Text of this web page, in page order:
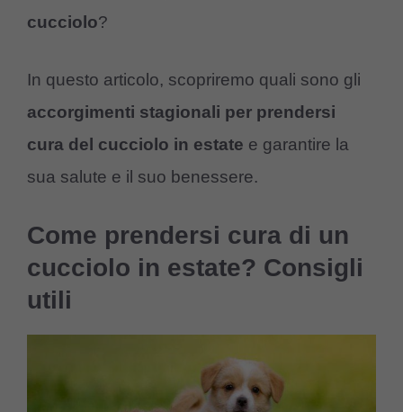
cucciolo?
In questo articolo, scopriremo quali sono gli
accorgimenti stagionali per prendersi
cura del cucciolo in estate e garantire la
sua salute e il suo benessere.
Come prendersi cura di un
cucciolo in estate? Consigli
utili